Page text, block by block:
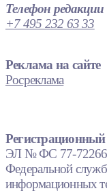
Телефон редакции
+7 495 232 63 33
Реклама на сайте
Росреклама
ЭЛ № ФС 77-72266
Федеральной
информационных